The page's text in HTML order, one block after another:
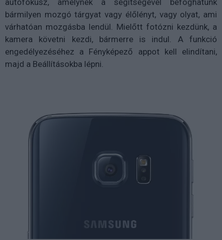
autofókusz, amelynek a segítségével befoghatunk
bármilyen mozgó tárgyat vagy élőlényt, vagy olyat, ami
várhatóan mozgásba lendül. Mielőtt fotózni kezdünk, a
kamera követni kezdi, bármerre is indul. A funkció
engedélyezéséhez a Fényképező appot kell elindítani,
majd a Beállításokba lépni.